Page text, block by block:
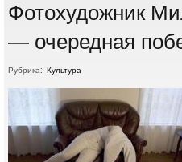
Фотохудожник
— очередная
Рубрика: Культура